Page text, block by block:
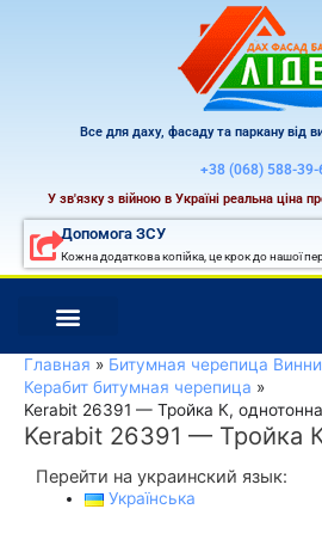
Все для даху, фасаду та паркану від
+38 (068) 588-39-
У зв'язку з війною в Україні реальна ціна
Допомога ЗСУ
Кожна додаткова копійка, це крок до нашої
Главная
Битумная черепица
Керабит битумная черепица
Kerabit 26391 — Тройка К,
Kerabit 26391 — Тройка
Перейти на украинский язык:
Українська